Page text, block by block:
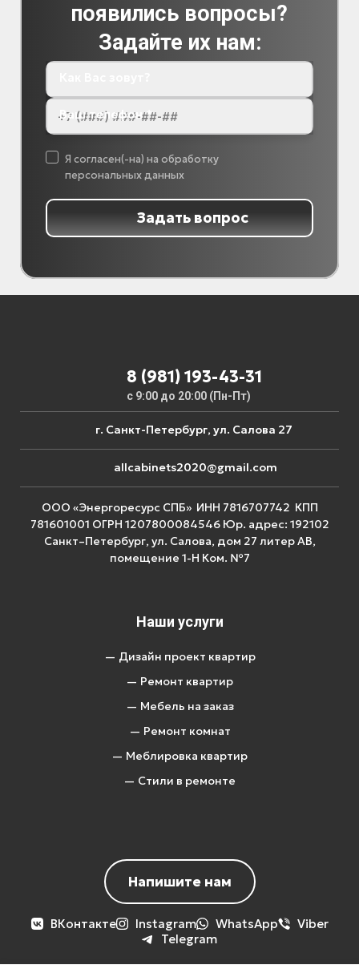
появились вопросы?
Задайте их нам:
Ваш телефон *
Задать вопрос
Я согласен(-на) на обработку
персональных данных
8 (981) 193-43-31
с 9:00 до 20:00 (Пн-Пт)
г. Санкт-Петербург, ул. Салова 27
allcabinets2020@gmail.com
ООО «Энергоресурс СПБ» ИНН 7816707742 КПП
781601001 ОГРН 1207800084546 Юр. адрес: 192102
Санкт–Петербург, ул. Салова, дом 27 литер АВ,
помещение 1-Н Ком. №7
Наши услуги
— Дизайн проект квартир
— Ремонт квартир
— Мебель на заказ
— Ремонт комнат
— Меблировка квартир
— Стили в ремонте
Напишите нам
ВКонтакте Instagram WhatsApp
Viber
Telegram